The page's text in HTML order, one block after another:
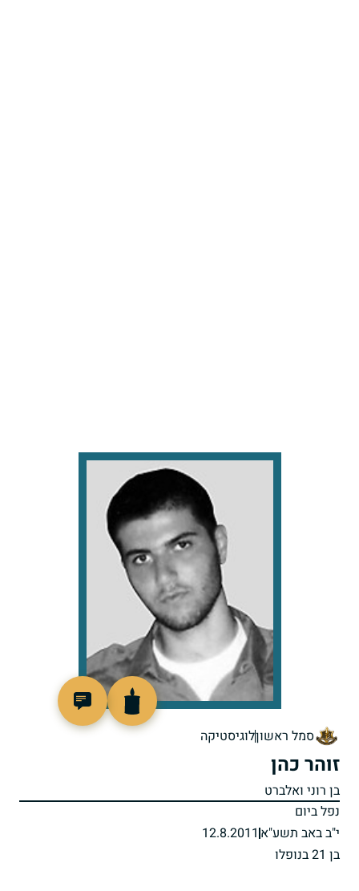
סמל ראשוןלוגיסטיקה
זוהר כהן
בן רוני ואלברט
נפל ביום
י"ב באב תשע"א 12.8.2011
בן 21 בנופלו